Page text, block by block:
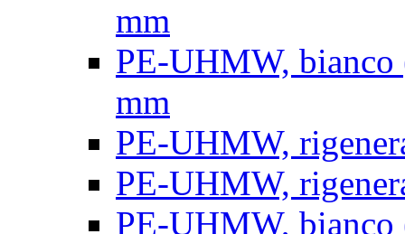
mm
PE-UHMW, bianco
mm
PE-UHMW,
PE-UHMW,
PE-UHMW,